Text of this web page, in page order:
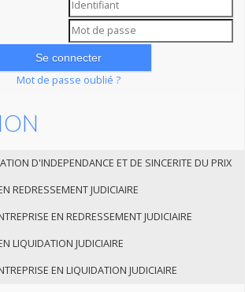
Mot de passe oublié ?
D'INDEPENDANCE ET DE SINCERITE DU PRIX
REDRESSEMENT JUDICIAIRE
EN REDRESSEMENT JUDICIAIRE
LIQUIDATION JUDICIAIRE
EN LIQUIDATION JUDICIAIRE